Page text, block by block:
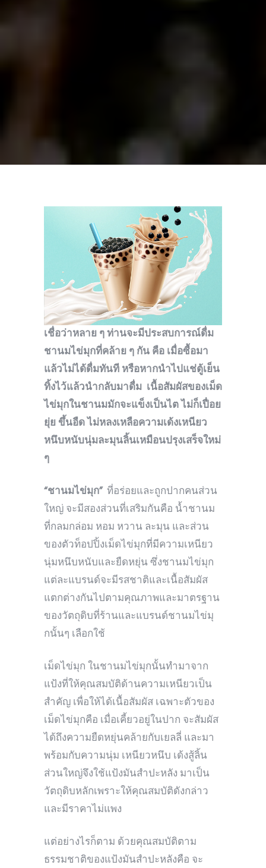
เชื่อว่าหลาย ๆ ท่านจะมีประสบการณ์ดื่ม
ชานมไข่มุกที่คล้าย ๆ กัน คือ เมื่อซื้อมา
แล้วไม่ได้ดื่มทันที หรือหากนำไปแช่ตู้เย็น
ทิ้งไว้แล้วนำกลับมาดื่ม เนื้อสัมผัสของเม็ด
ไข่มุกในชานมมักจะแข็งเป็นไต ไม่ก็เปื่อย
ยุ่ย ขึ้นอืด ไม่หลงเหลือความเด้งเหนียว
หนึบหนับนุ่มละมุนลิ้นเหมือนปรุงเสร็จใหม่
ๆ
“ชานมไข่มุก”ที่อร่อยและถูกปากคนส่วน
ใหญ่ จะมีสองส่วนที่เสริมกันคือ น้ำชานม
ที่กลมกล่อม หอม หวาน ละมุน และส่วน
ของตัวท็อปปิ้งเม็ดไข่มุกที่มีความเหนียว
นุ่มหนึบหนับและยืดหยุ่น ซึ่งชานมไข่มุก
แต่ละแบรนด์จะมีรสชาติและเนื้อสัมผัส
แตกต่างกันไปตามคุณภาพและมาตรฐาน
ของวัตถุดิบที่ร้านและแบรนด์ชานมไข่มุ
กนั้นๆ เลือกใช้
เม็ดไข่มุก ในชานมไข่มุกนั้นทำมาจาก
แป้งที่ให้คุณสมบัติด้านความเหนียวเป็น
สำคัญ เพื่อให้ได้เนื้อสัมผัส เฉพาะตัวของ
เม็ดไข่มุกคือ เมื่อเคี้ยวอยู่ในปาก จะสัมผัส
ได้ถึงความยืดหยุ่นคล้ายกับเยลลี่ และมา
พร้อมกับความนุ่ม เหนียวหนึบ เด้งสู้ลิ้น
ส่วนใหญ่จึงใช้แป้งมันสำปะหลัง มาเป็น
วัตถุดิบหลักเพราะให้คุณสมบัติดังกล่าว
และมีราคาไม่แพง
แต่อย่างไรก็ตาม ด้วยคุณสมบัติตาม
ธรรมชาติของแป้งมันสำปะหลังคือ จะ